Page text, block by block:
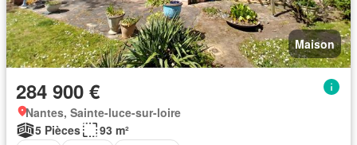
Maison
284 900 €
Nantes, Sainte-luce-sur-loire
5 Pièces
93 m²